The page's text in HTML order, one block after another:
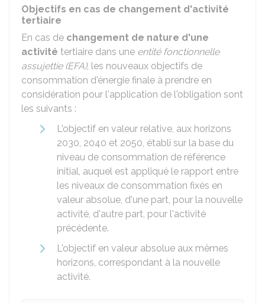
Objectifs en cas de changement d'activité
tertiaire
En cas de changement de nature d'une
activité tertiaire dans une entité fonctionnelle
assujettie (EFA), les nouveaux objectifs de
consommation d'énergie finale à prendre en
considération pour l'application de l'obligation sont
les suivants :
L'objectif en valeur relative, aux horizons
2030, 2040 et 2050, établi sur la base du
niveau de consommation de référence
initial, auquel est appliqué le rapport entre
les niveaux de consommation fixés en
valeur absolue, d'une part, pour la nouvelle
activité, d'autre part, pour l'activité
précédente.
L'objectif en valeur absolue aux mêmes
horizons, correspondant à la nouvelle
activité.